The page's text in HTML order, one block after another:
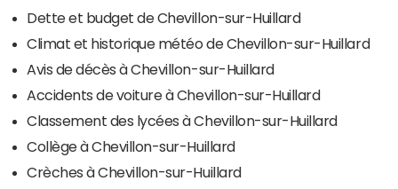
Dette et budget de Chevillon-sur-Huillard
Climat et historique météo de Chevillon-sur-Huillard
Avis de décès à Chevillon-sur-Huillard
Accidents de voiture à Chevillon-sur-Huillard
Classement des lycées à Chevillon-sur-Huillard
Collège à Chevillon-sur-Huillard
Crèches à Chevillon-sur-Huillard